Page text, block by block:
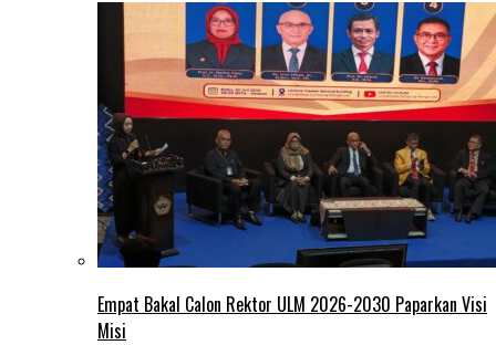
Empat Bakal Calon Rektor ULM 2026-2030 Paparkan Visi
Misi